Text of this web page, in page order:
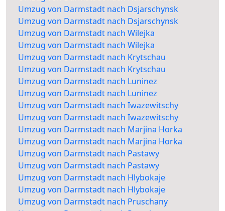
Umzug von Darmstadt nach Dsjarschynsk
Umzug von Darmstadt nach Dsjarschynsk
Umzug von Darmstadt nach Wilejka
Umzug von Darmstadt nach Wilejka
Umzug von Darmstadt nach Krytschau
Umzug von Darmstadt nach Krytschau
Umzug von Darmstadt nach Luninez
Umzug von Darmstadt nach Luninez
Umzug von Darmstadt nach Iwazewitschy
Umzug von Darmstadt nach Iwazewitschy
Umzug von Darmstadt nach Marjina Horka
Umzug von Darmstadt nach Marjina Horka
Umzug von Darmstadt nach Pastawy
Umzug von Darmstadt nach Pastawy
Umzug von Darmstadt nach Hlybokaje
Umzug von Darmstadt nach Hlybokaje
Umzug von Darmstadt nach Pruschany